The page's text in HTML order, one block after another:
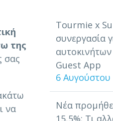
της
σας
να
Tourmie x
συνεργασία
Guest App
6 Αυγούστου
Νέα
15,5%: Τι